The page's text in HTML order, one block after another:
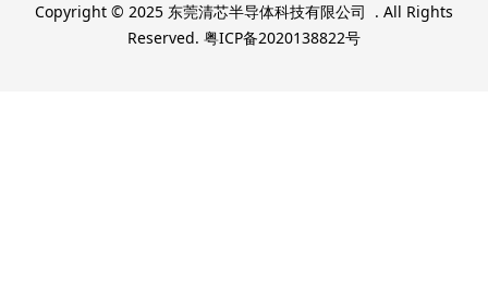
Copyright © 2025 东莞清芯半导体科技有限公司 . All Rights
Reserved. 粤ICP备2020138822号